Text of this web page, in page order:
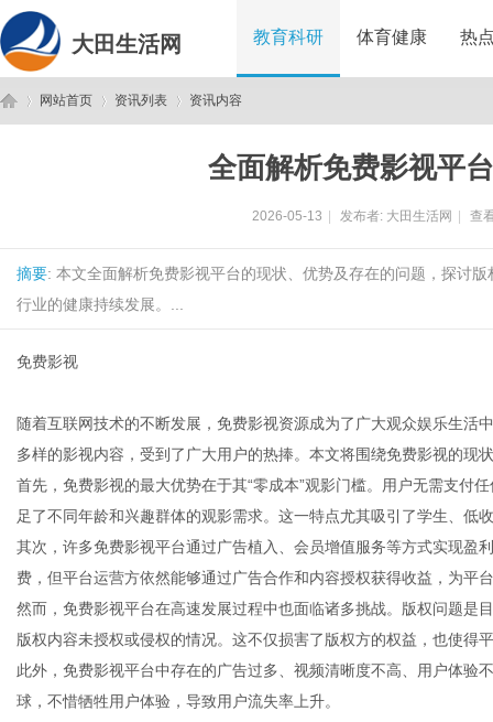
大田生活网 教育科研 体育健康 热
网站首页 资讯列表 资讯内容
全面解析免费影视平
2026-05-13 发布者: 大田生活网 查
摘要: 本文全面解析免费影视平台的现状、优势及存在的问题，探讨
行业的健康持续发展。...
免费影视
随着互联网技术的不断发展，免费影视资源成为了广大观众娱乐生活
多样的影视内容，受到了广大用户的热捧。本文将围绕免费影视的现
首先，免费影视的最大优势在于其“零成本”观影门槛。用户无需支付
足了不同年龄和兴趣群体的观影需求。这一特点尤其吸引了学生、低
其次，许多免费影视平台通过广告植入、会员增值服务等方式实现盈
费，但平台运营方依然能够通过广告合作和内容授权获得收益，为平
然而，免费影视平台在高速发展过程中也面临诸多挑战。版权问题是
版权内容未授权或侵权的情况。这不仅损害了版权方的权益，也使得
此外，免费影视平台中存在的广告过多、视频清晰度不高、用户体验
球，不惜牺牲用户体验，导致用户流失率上升。